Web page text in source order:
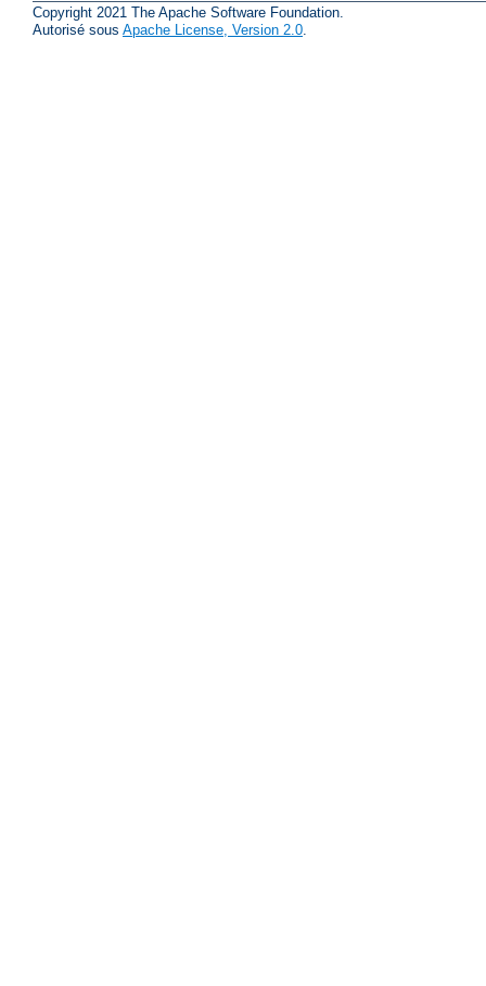
Copyright 2021 The Apache Software Foundation.
Autorisé sous Apache License, Version 2.0.